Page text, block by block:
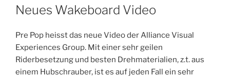
AM
Neues Wakeboard Video
Pre Pop heisst das neue Video der Alliance Visual
Experiences Group. Mit einer sehr geilen
Riderbesetzung und besten Drehmaterialien, z.t. aus
einem Hubschrauber, ist es auf jeden Fall ein sehr